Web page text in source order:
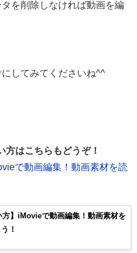
を削除しなければ動画を編
してみてくださいね^^
はこちらもどうぞ！
で動画編集！動画素材を読
方】iMovieで動画編集！動画素材を
！